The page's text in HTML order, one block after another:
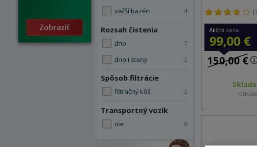
väčší bazén
4
Rozsah čistenia
dno
7
dno i steny
2
Spôsob filtrácie
filtračný kôš 2
Transportný vozík
nie 9
Akčná cena
99,00 €
150,00 €